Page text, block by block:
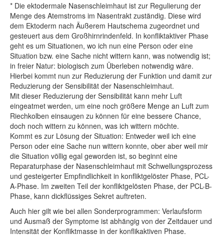
* Die ektodermale Nasenschleimhaut ist zur Regulierung der
Menge des Atemstroms im Nasentrakt zuständig. Diese wird
dem Ektoderm nach Äußerem Hautschema zugeordnet und
gesteuert aus dem Großhirnrindenfeld. In konfliktaktiver Phase
geht es um Situationen, wo ich nun eine Person oder eine
Situation bzw. eine Sache nicht wittern kann, was notwendig ist;
in freier Natur: biologisch zum Überleben notwendig wäre.
Hierbei kommt nun zur Reduzierung der Funktion und damit zur
Reduzierung der Sensibilität der Nasenschleimhaut.
Mit dieser Reduzierung der Sensibilität kann mehr Luft
eingeatmet werden, um eine noch größere Menge an Luft zum
Riechkolben einsaugen zu können für eine bessere Chance,
doch noch wittern zu können, was ich wittern möchte.
Kommt es zur Lösung der Situation: Entweder weil ich eine
Person oder eine Sache nun wittern konnte, ober aber weil mir
die Situation völlig egal geworden ist, so beginnt eine
Reparaturphase der Nasenschleimhaut mit Schwellungsprozess
und gesteigerter Empfindlichkeit in konfliktgelöster Phase, PCL-
A-Phase. Im zweiten Teil der konfliktgelösten Phase, der PCL-B-
Phase, kann dickflüssiges Sekret auftreten.
Auch hier gilt wie bei allen Sonderprogrammen: Verlaufsform
und Ausmaß der Symptome ist abhängig von der Zeitdauer und
Intensität der Konfliktmasse in der konflikaktiven Phase.